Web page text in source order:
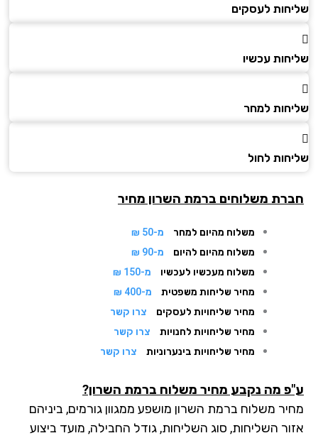
לעסקים
עכשיו
למחר
לחול
משלוחים ברמת השרון מחיר
משלוח מהיום למחר
מ-50 ₪
משלוח מהיום להיום
מ-90 ₪
משלוח מעכשיו לעכשיו
מ-150 ₪
מחיר שליחות משפטית
מ-400 ₪
מחיר שליחויות לעסקים
צרו קשר
מחיר שליחויות לחנויות
צרו קשר
מחיר שליחויות בינערוניות
צרו קשר
מה נקבע מחיר משלוח ברמת השרון?
משלוח ברמת השרון מושפע ממגוון גורמים, ביניהם
השליחות, סוג השליחות, גודל החבילה, מועד ביצוע